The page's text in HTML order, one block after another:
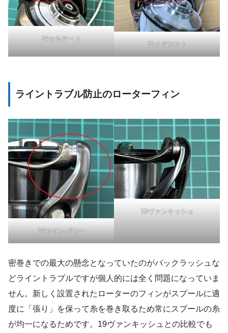
24セルテート
22イグジスト
ライントラブル防止のローターフィン
24ツインパワー
19ヴァンキッシュ
密巻きでの最大の懸念となっていたのがバックラッシュな
どライントラブルですが個人的には全く問題になっていま
せん。新しく設置されたローターのフィンがスプールに適
度に「張り」を保って糸を巻き取るため常にスプールの糸
が均一になるためです。19ヴァンキッシュとの比較でも